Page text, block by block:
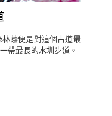
蔭便是對這個古道最
帶最長的水圳步道。